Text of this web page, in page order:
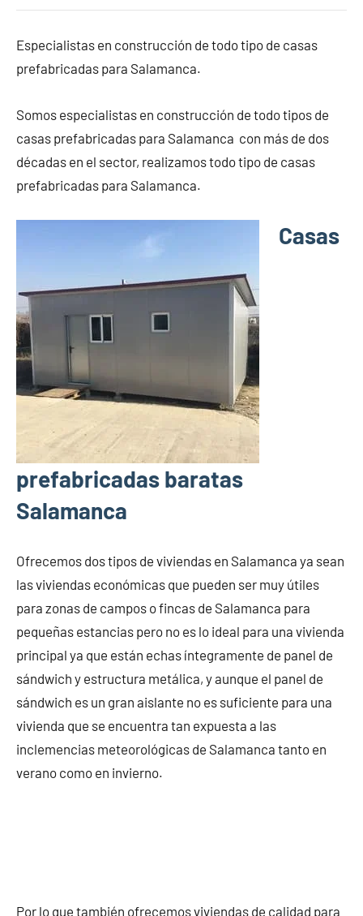
Especialistas en construcción de todo tipo de casas
prefabricadas para Salamanca.
Somos especialistas en construcción de todo tipos de
casas prefabricadas para Salamanca con más de dos
décadas en el sector, realizamos todo tipo de casas
prefabricadas para Salamanca.
Casas
prefabricadas baratas
Salamanca
Ofrecemos dos tipos de viviendas en Salamanca ya sean
las viviendas económicas que pueden ser muy útiles
para zonas de campos o fincas de Salamanca para
pequeñas estancias pero no es lo ideal para una vivienda
principal ya que están echas íntegramente de panel de
sándwich y estructura metálica, y aunque el panel de
sándwich es un gran aislante no es suficiente para una
vivienda que se encuentra tan expuesta a las
inclemencias meteorológicas de Salamanca tanto en
verano como en invierno.
Por lo que también ofrecemos viviendas de calidad para